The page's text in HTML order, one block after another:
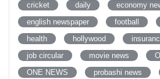
cricket
daily
economy
english newspaper
football
health
hollywood
job circular
movie news
ONE NEWS
probashi news